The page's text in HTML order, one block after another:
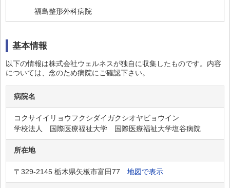
福島整形外科病院
栃木県医師会塩原温泉病院
高野病院
那須高原病院
氏家病院
高根沢中央病院
なす療育園
キヤノンメディカルシステムズ株式会社
基本情報
以下の情報は株式会社ウェルネスが独自に収集したものです。内容
については、念のため病院にご確認下さい。
病院名
コクサイイリョウフクシダイガクシオヤビョウイン
学校法人 国際医療福祉大学 国際医療福祉大学塩谷病院
所在地
〒329-2145 栃木県矢板市富田77 地図で表示